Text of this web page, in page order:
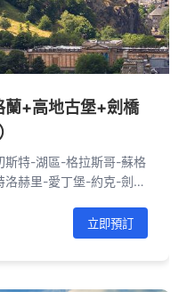
蘭+高地古堡+劍橋
斯特-湖區-格拉斯哥-蘇格
洛赫里-愛丁堡-約克-劍
立即預訂